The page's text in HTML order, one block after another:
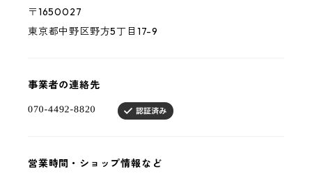
〒1650027
東京都中野区野方5丁目17-9
事業者の連絡先
営業時間・ショップ情報など